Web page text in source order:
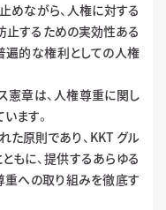
めながら、人権に対する
止するための実効性ある
遍的な権利としての人権
憲章は、人権尊重に関し
ます。
た原則であり、KKT グル
もに、提供するあらゆる
重への取り組みを徹底す